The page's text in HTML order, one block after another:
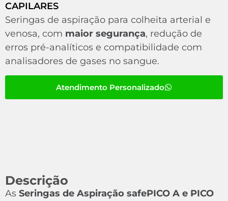
CAPILARES
Seringas de aspiração para colheita arterial e
venosa, com maior segurança, redução de
erros pré-analíticos e compatibilidade com
analisadores de gases no sangue.
Atendimento Personalizado
Descrição
As Seringas de Aspiração safePICO A e PICO